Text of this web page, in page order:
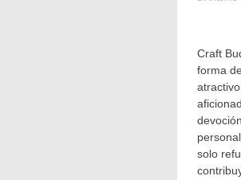
Craft
forma
solo